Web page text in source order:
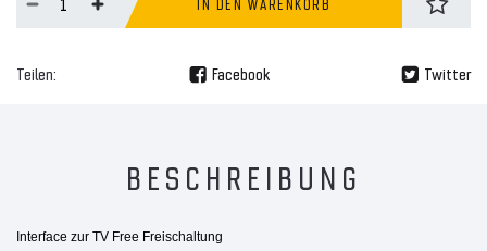
IN DEN WARENKORB
Teilen: Facebook Twitter
BESCHREIBUNG
Interface zur TV Free Freischaltung